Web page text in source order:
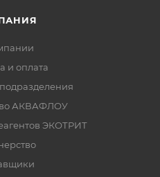
и оплата
АКВАФЛОУ
ЭКОТРИТ